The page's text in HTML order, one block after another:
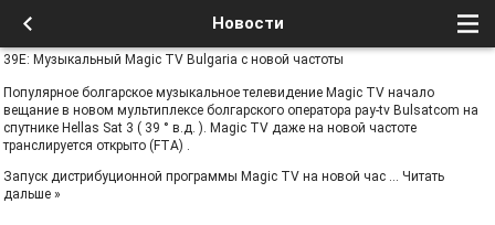
Новости
39E: Музыкальный Magic TV Bulgaria с новой частоты
Популярное болгарское музыкальное телевидение Magic TV начало
вещание в новом мультиплексе болгарского оператора pay-tv Bulsatcom на
спутнике Hellas Sat 3 ( 39 ° в.д. ). Magic TV даже на новой частоте
транслируется открыто (FTA) .
Запуск дистрибуционной программы Magic TV на новой час ... Читать
дальше »